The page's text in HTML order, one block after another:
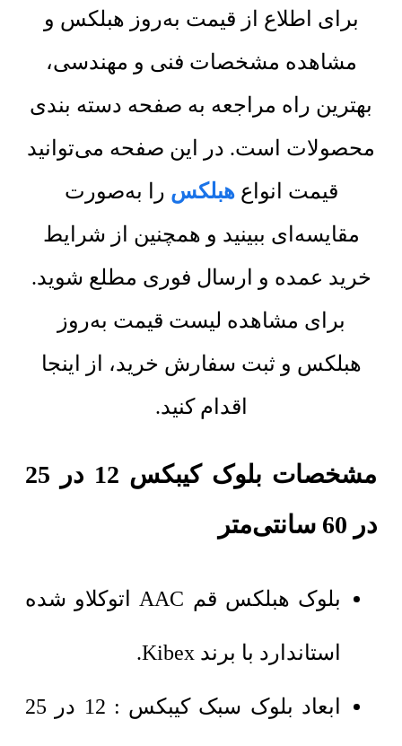
برای اطلاع از قیمت به‌روز هبلکس و
مشاهده مشخصات فنی و مهندسی،
بهترین راه مراجعه به صفحه دسته بندی
محصولات است. در این صفحه می‌توانید
قیمت انواعهبلکس را به‌صورت
مقایسه‌ای ببینید و همچنین از شرایط
خرید عمده و ارسال فوری مطلع شوید.
برای مشاهده لیست قیمت به‌روز
هبلکس و ثبت سفارش خرید، از اینجا
اقدام کنید.
مشخصات بلوک کیبکس 12 در 25
در 60 سانتی‌متر
بلوک هبلکس قم AAC اتوکلاو شده
استاندارد با برند Kibex.
ابعاد بلوک سبک کیبکس : 12 در 25